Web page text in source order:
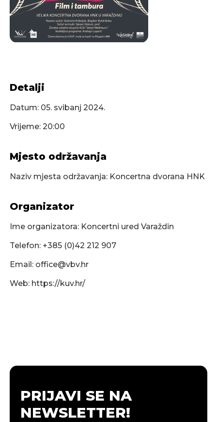
Detalji
Datum: 05. svibanj 2024.
Vrijeme: 20:00
Mjesto održavanja
Naziv mjesta održavanja: Koncertna dvorana HNK
Organizator
Ime organizatora: Koncertni ured Varaždin
Telefon: +385 (0)42 212 907
Email: office@vbv.hr
Web: https://kuv.hr/
PRIJAVI SE NA
NEWSLETTER!